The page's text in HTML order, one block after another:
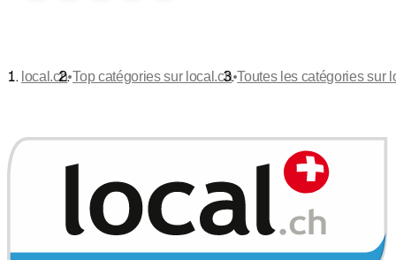
local.ch•Top catégories sur local.ch•Toutes les catégories sur